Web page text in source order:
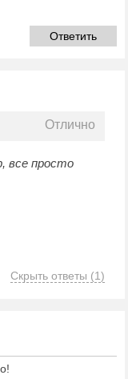
Ответить
Отлично
все просто
Скрыть ответы (1)